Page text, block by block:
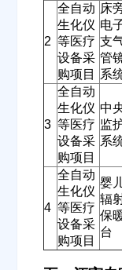
2
全自动
生化仪
等医疗
设备采
购项目
床
电
支
管
系
3
全自动
生化仪
等医疗
设备采
购项目
中
监
系
4
全自动
生化仪
等医疗
设备采
购项目
婴
辐
保
台